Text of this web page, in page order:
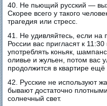
40. Не пьющий русский —
Скорее всего у такого
трагедия или стресс.
41. Не удивляйтесь, если на
России вас пригласят к
употреблять коньяк,
оливье и жульен, потом вас
продолжится в квартире ещё
42. Русские не используют
бывают достаточно
солнечный свет.